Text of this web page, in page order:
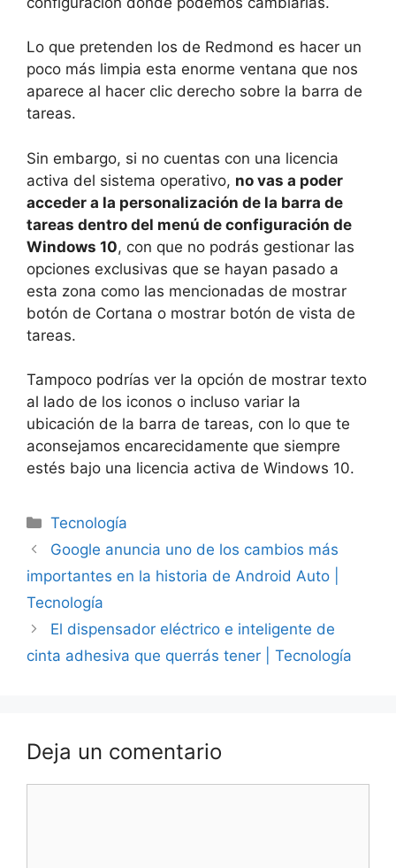
Lo que pretenden los de Redmond es hacer un
poco más limpia esta enorme ventana que nos
aparece al hacer clic derecho sobre la barra de
tareas.
Sin embargo, si no cuentas con una licencia
activa del sistema operativo, no vas a poder
acceder a la personalización de la barra de
tareas dentro del menú de configuración de
Windows 10, con que no podrás gestionar las
opciones exclusivas que se hayan pasado a
esta zona como las mencionadas de mostrar
botón de Cortana o mostrar botón de vista de
tareas.
Tampoco podrías ver la opción de mostrar texto
al lado de los iconos o incluso variar la
ubicación de la barra de tareas, con lo que te
aconsejamos encarecidamente que siempre
estés bajo una licencia activa de Windows 10.
Categorías
Tecnología
Google anuncia uno de los cambios más
importantes en la historia de Android Auto |
Tecnología
El dispensador eléctrico e inteligente de
cinta adhesiva que querrás tener | Tecnología
Deja un comentario